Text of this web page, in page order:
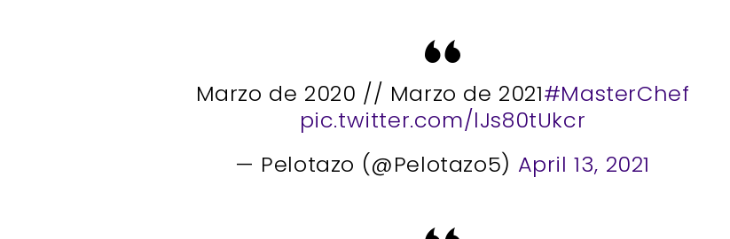
Marzo de 2020 // Marzo de 2021#MasterChef
pic.twitter.com/lJs80tUkcr
— Pelotazo (@Pelotazo5) April 13, 2021